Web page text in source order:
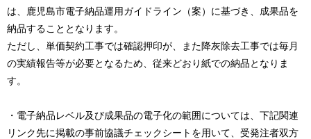
は、鹿児島市電子納品運用ガイドライン（案）に基づき、成果品を
納品することとなります。
ただし、単価契約工事では確認押印が、また降灰除去工事では毎月
の実績報告等が必要となるため、従来どおり紙での納品となりま
す。
・電子納品レベル及び成果品の電子化の範囲については、下記関連
リンク先に掲載の事前協議チェックシートを用いて、受発注者双方